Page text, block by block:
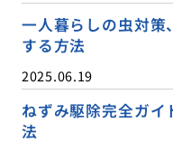
一人暮らしの虫対
する方法
2025.06.19
ねずみ駆除完全ガ
法